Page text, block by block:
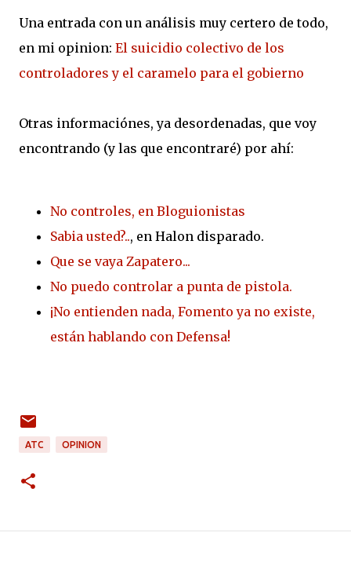
Una entrada con un análisis muy certero de todo,
en mi opinion: El suicidio colectivo de los
controladores y el caramelo para el gobierno
Otras informaciónes, ya desordenadas, que voy
encontrando (y las que encontraré) por ahí:
No controles, en Bloguionistas
Sabia usted?.., en Halon disparado.
Que se vaya Zapatero...
No puedo controlar a punta de pistola.
¡No entienden nada, Fomento ya no existe,
están hablando con Defensa!
ATC OPINION